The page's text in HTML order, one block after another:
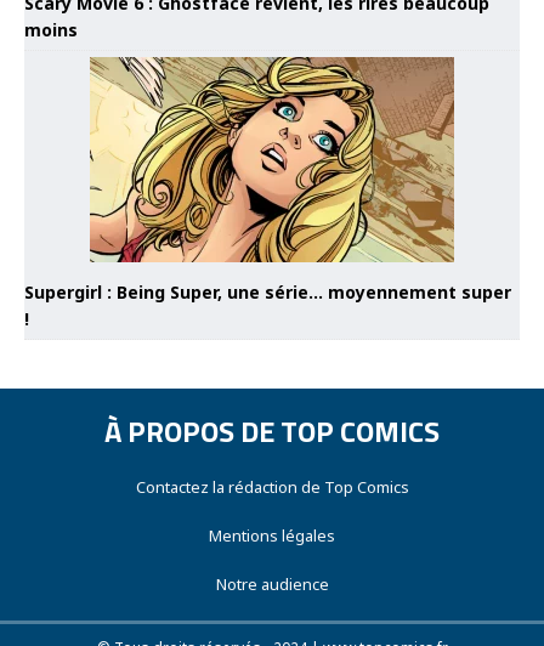
moins
Supergirl : Being Super, une série… moyennement super
!
À PROPOS DE TOP COMICS
Contactez la rédaction de Top Comics
Mentions légales
Notre audience